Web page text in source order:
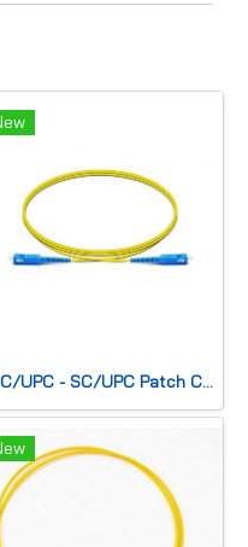
SC/UPC - SC/UPC Patch Cord, Simplex(SM) 2.0mm,G.657A2, LSZH